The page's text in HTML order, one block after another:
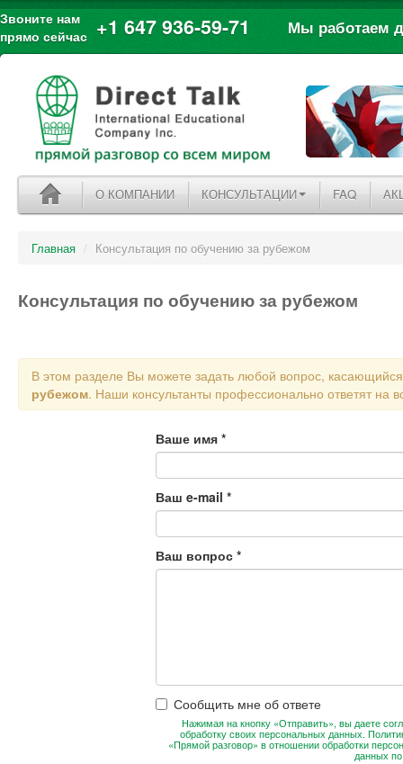
Звоните нам
прямо сейчас +1 647 936-59-71 Мы работаем
О КОМПАНИИ КОНСУЛЬТАЦИИ FAQ
Главная / Консультация по обучению за рубежом
Консультация по обучению за рубежом
В этом разделе Вы можете задать любой вопрос,
рубежом. Наши консультанты профессионально ответят на
Ваше имя *
Ваш e-mail *
Ваш вопрос *
Сообщить мне об ответе
Нажимая на кнопку «Отправить», вы даете
обработку своих персональных данных.
«Прямой разговор» в отношении обработки
данных